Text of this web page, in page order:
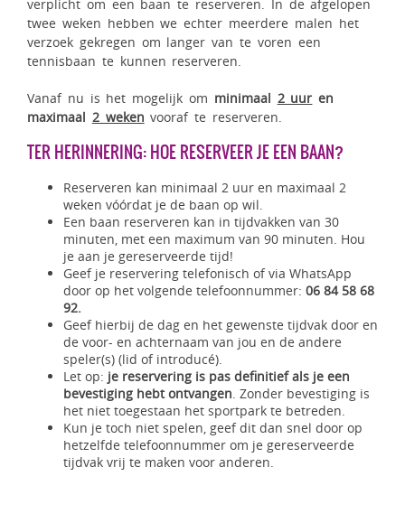
verplicht om een baan te reserveren. In de afgelopen
twee weken hebben we echter meerdere malen het
verzoek gekregen om langer van te voren een
tennisbaan te kunnen reserveren.
Vanaf nu is het mogelijk om minimaal 2 uur en
maximaal 2 weken vooraf te reserveren.
TER HERINNERING: HOE RESERVEER JE EEN BAAN?
Reserveren kan minimaal 2 uur en maximaal 2
weken vóórdat je de baan op wil.
Een baan reserveren kan in tijdvakken van 30
minuten, met een maximum van 90 minuten. Hou
je aan je gereserveerde tijd!
Geef je reservering telefonisch of via WhatsApp
door op het volgende telefoonnummer: 06 84 58 68
92.
Geef hierbij de dag en het gewenste tijdvak door en
de voor- en achternaam van jou en de andere
speler(s) (lid of introducé).
Let op: je reservering is pas definitief als je een
bevestiging hebt ontvangen. Zonder bevestiging is
het niet toegestaan het sportpark te betreden.
Kun je toch niet spelen, geef dit dan snel door op
hetzelfde telefoonnummer om je gereserveerde
tijdvak vrij te maken voor anderen.